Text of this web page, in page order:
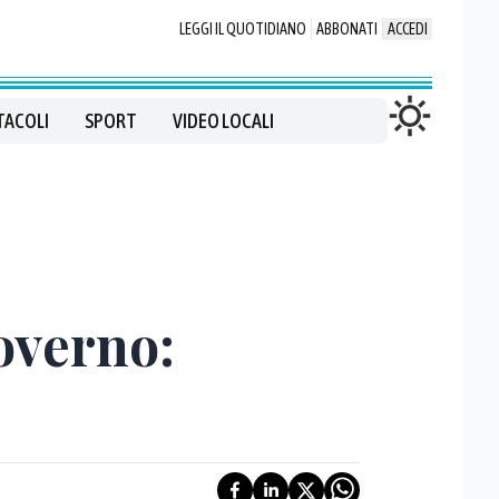
LEGGI IL QUOTIDIANO ABBONATI ACCEDI
SPORT VIDEO LOCALI